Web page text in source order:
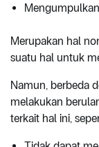
Merupakan hal
suatu hal untuk
Namun, berbeda
melakukan
terkait hal ini,